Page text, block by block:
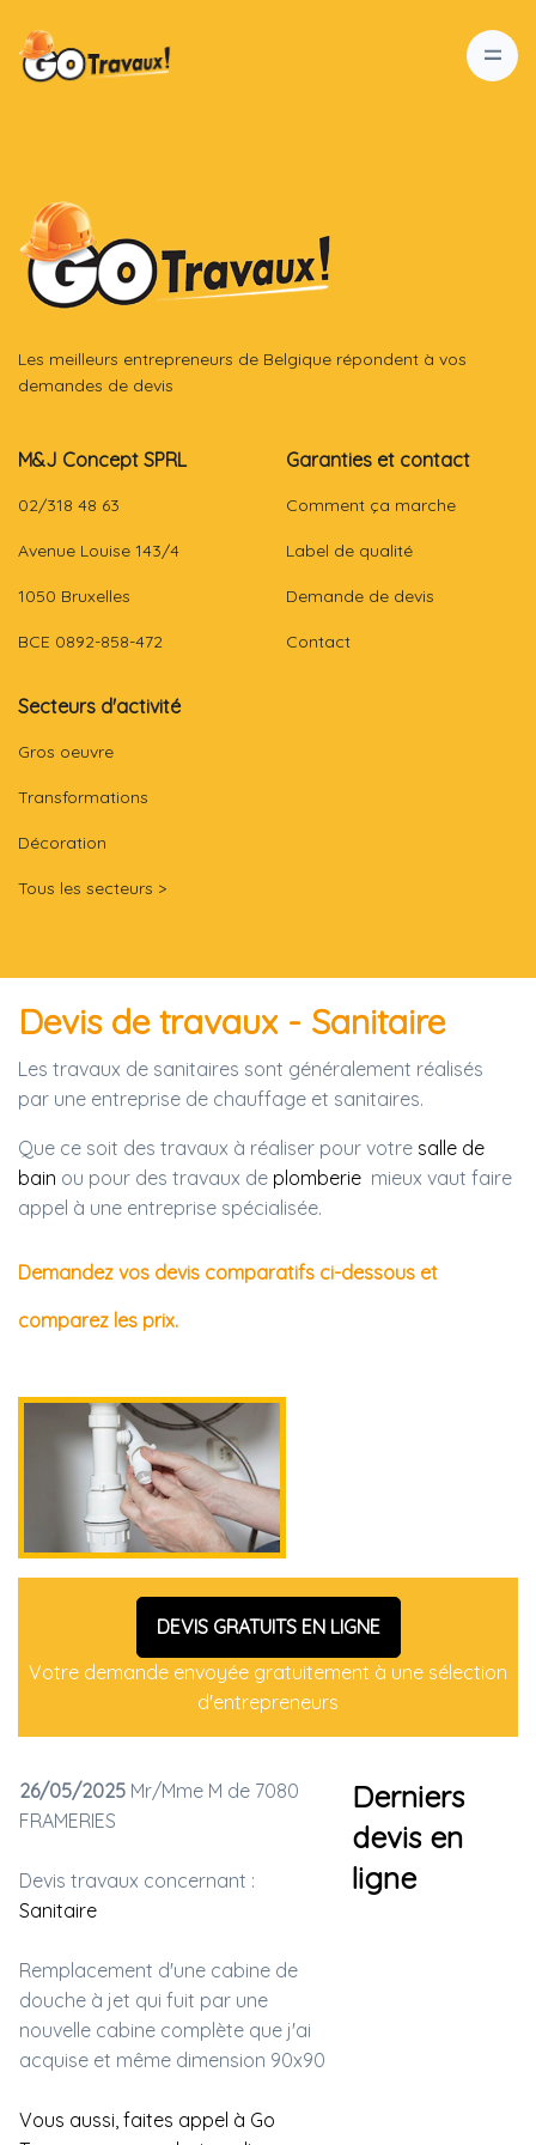
Les meilleurs entrepreneurs de Belgique répondent à vos
demandes de devis
M&J Concept SPRL
02/318 48 63
Avenue Louise 143/4
1050 Bruxelles
BCE 0892-858-472
Garanties et contact
Comment ça marche
Label de qualité
Demande de devis
Contact
Secteurs d'activité
Gros oeuvre
Transformations
Décoration
Tous les secteurs >
Devis de travaux - Sanitaire
Les travaux de sanitaires sont généralement réalisés
par une entreprise de chauffage et sanitaires.
Que ce soit des travaux à réaliser pour votre salle de
bain ou pour des travaux de plomberie mieux vaut faire
appel à une entreprise spécialisée.
Demandez vos devis comparatifs ci-dessous et
comparez les prix.
DEVIS GRATUITS EN LIGNE
Votre demande envoyée gratuitement à une sélection
d'entrepreneurs
26/05/2025 Mr/Mme M de 7080
FRAMERIES
Devis travaux concernant :
Sanitaire
Remplacement d'une cabine de
douche à jet qui fuit par une
nouvelle cabine complète que j'ai
acquise et même dimension 90x90
Vous aussi, faites appel à Go
Derniers
devis en
ligne